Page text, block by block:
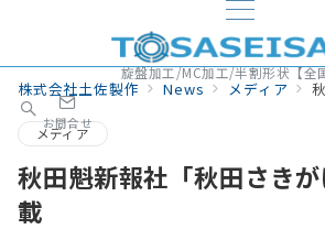
旋盤加工/MC加工/半割形状【全
お問合せ
株式会社土佐製作 News メディア 秋
メディア
秋田魁新報社「秋田さき
載